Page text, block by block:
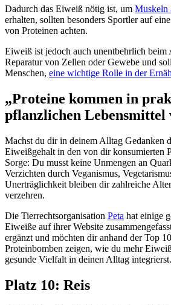
Dadurch das Eiweiß nötig ist, um Muskeln
erhalten, sollten besonders Sportler auf
von Proteinen achten.
Eiweiß ist jedoch auch unentbehrlich beim
Reparatur von Zellen oder Gewebe und
Menschen, eine wichtige Rolle in der
„Proteine kommen in
pflanzlichen Lebensmittel
Machst du dir in deinem Alltag Gedanken
Eiweißgehalt in den von dir konsumierten
Sorge: Du musst keine Unmengen an
Verzichten durch Veganismus,
Unerträglichkeit bleiben dir zahlreiche
verzehren.
Die Tierrechtsorganisation Peta hat einige
Eiweiße auf ihrer Website
ergänzt und möchten dir anhand der Top
Proteinbomben zeigen, wie du mehr
gesunde Vielfalt in deinen Alltag integrierst.
Platz 10: Reis